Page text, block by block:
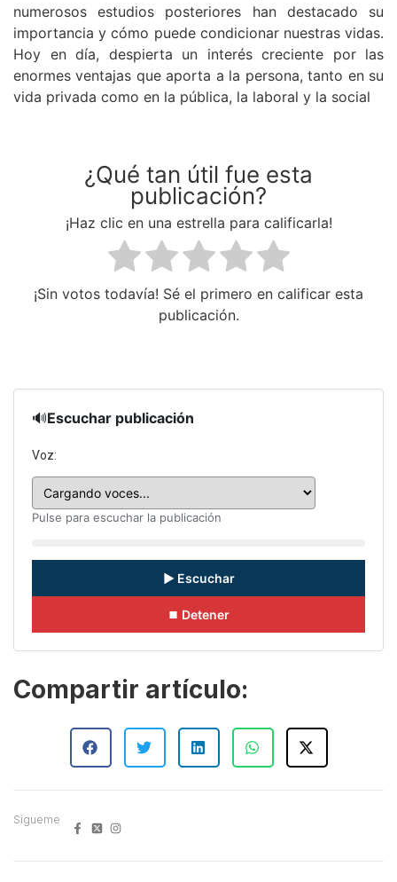
numerosos estudios posteriores han destacado su
importancia y cómo puede condicionar nuestras vidas.
Hoy en día, despierta un interés creciente por las
enormes ventajas que aporta a la persona, tanto en su
vida privada como en la pública, la laboral y la social
¿Qué tan útil fue esta
publicación?
¡Haz clic en una estrella para calificarla!
¡Sin votos todavía! Sé el primero en calificar esta
publicación.
🔊Escuchar publicación
Voz:
Pulse para escuchar la publicación
▶ Escuchar
⏹ Detener
Compartir artículo:
Sígueme